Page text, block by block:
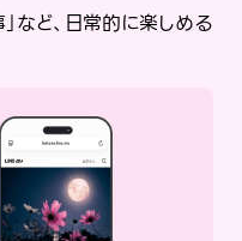
など、日常的に楽しめる